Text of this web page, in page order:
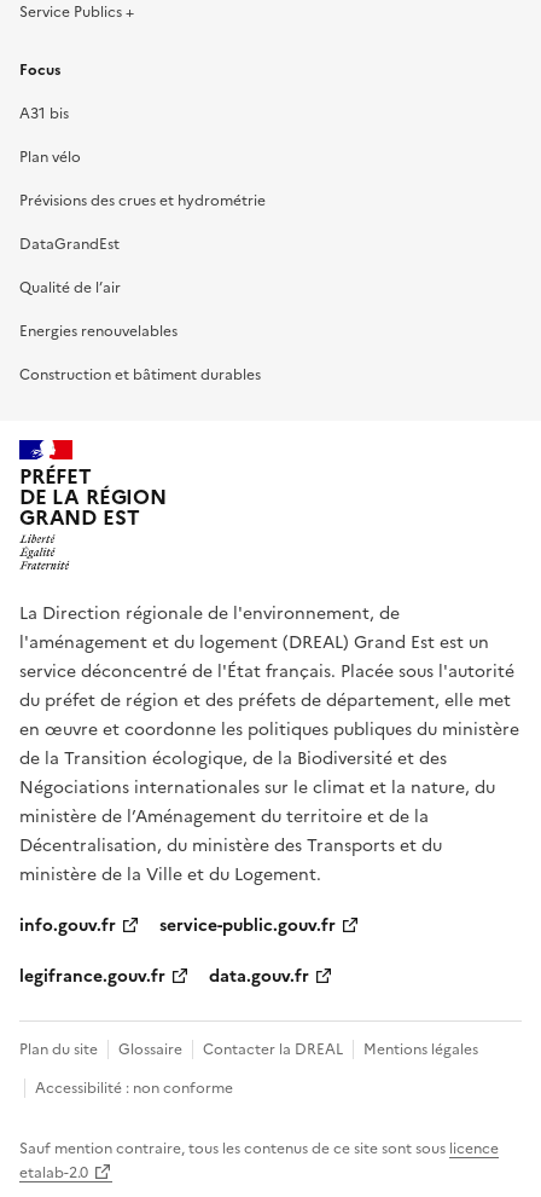
Service Publics +
Focus
A31 bis
Plan vélo
Prévisions des crues et hydrométrie
DataGrandEst
Qualité de l’air
Energies renouvelables
Construction et bâtiment durables
PRÉFET
DE LA RÉGION
GRAND EST
La Direction régionale de l'environnement, de
l'aménagement et du logement (DREAL) Grand Est est un
service déconcentré de l'État français. Placée sous l'autorité
du préfet de région et des préfets de département, elle met
en œuvre et coordonne les politiques publiques du ministère
de la Transition écologique, de la Biodiversité et des
Négociations internationales sur le climat et la nature, du
ministère de l’Aménagement du territoire et de la
Décentralisation, du ministère des Transports et du
ministère de la Ville et du Logement.
info.gouv.fr
service-public.gouv.fr
legifrance.gouv.fr
data.gouv.fr
Plan du site Glossaire Contacter la DREAL
Mentions légales
Accessibilité : non conforme
Sauf mention contraire, tous les contenus de ce site sont sous licence
etalab-2.0